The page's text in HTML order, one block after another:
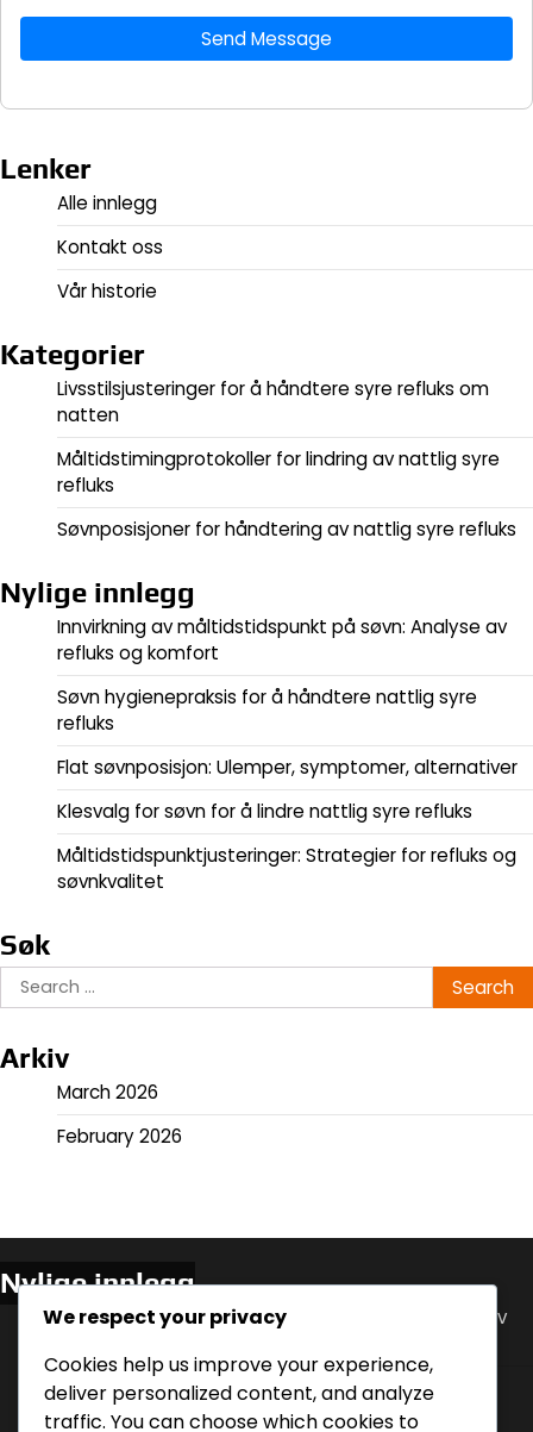
Send Message
Lenker
Alle innlegg
Kontakt oss
Vår historie
Kategorier
Livsstilsjusteringer for å håndtere syre refluks om
natten
Måltidstimingprotokoller for lindring av nattlig syre
refluks
Søvnposisjoner for håndtering av nattlig syre refluks
Nylige innlegg
Innvirkning av måltidstidspunkt på søvn: Analyse av
refluks og komfort
Søvn hygienepraksis for å håndtere nattlig syre
refluks
Flat søvnposisjon: Ulemper, symptomer, alternativer
Klesvalg for søvn for å lindre nattlig syre refluks
Måltidstidspunktjusteringer: Strategier for refluks og
søvnkvalitet
Søk
Search
for:
Arkiv
March 2026
February 2026
Nylige innlegg
Innvirkning av måltidstidspunkt på søvn: Analyse av
Søvn hygienepraksis for å håndtere nattlig syre
refluks
We respect your privacy
Cookies help us improve your experience,
deliver personalized content, and analyze
traffic. You can choose which cookies to